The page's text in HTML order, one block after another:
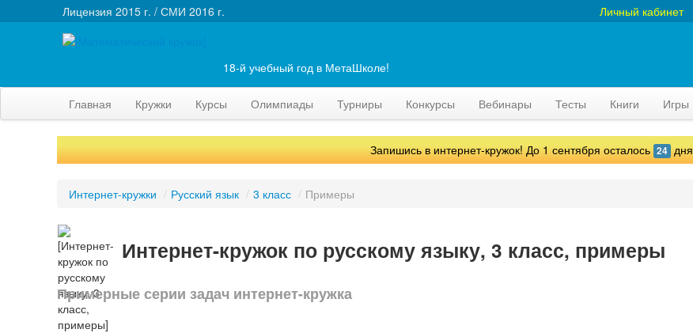
Лицензия 2015 г. / СМИ 2016 г.
Личный кабинет
18-й учебный год в МетаШколе!
Главная Кружки Курсы Олимпиады Турниры Конкурсы Вебинары Тесты Книги Игры
Запишись в интернет-кружок! До 1 сентября осталось 24 дня
Интернет-кружки / Русский язык / 3 класс / Примеры
Интернет-кружок по русскому языку, 3 класс, примеры
Примерные серии задач интернет-кружка